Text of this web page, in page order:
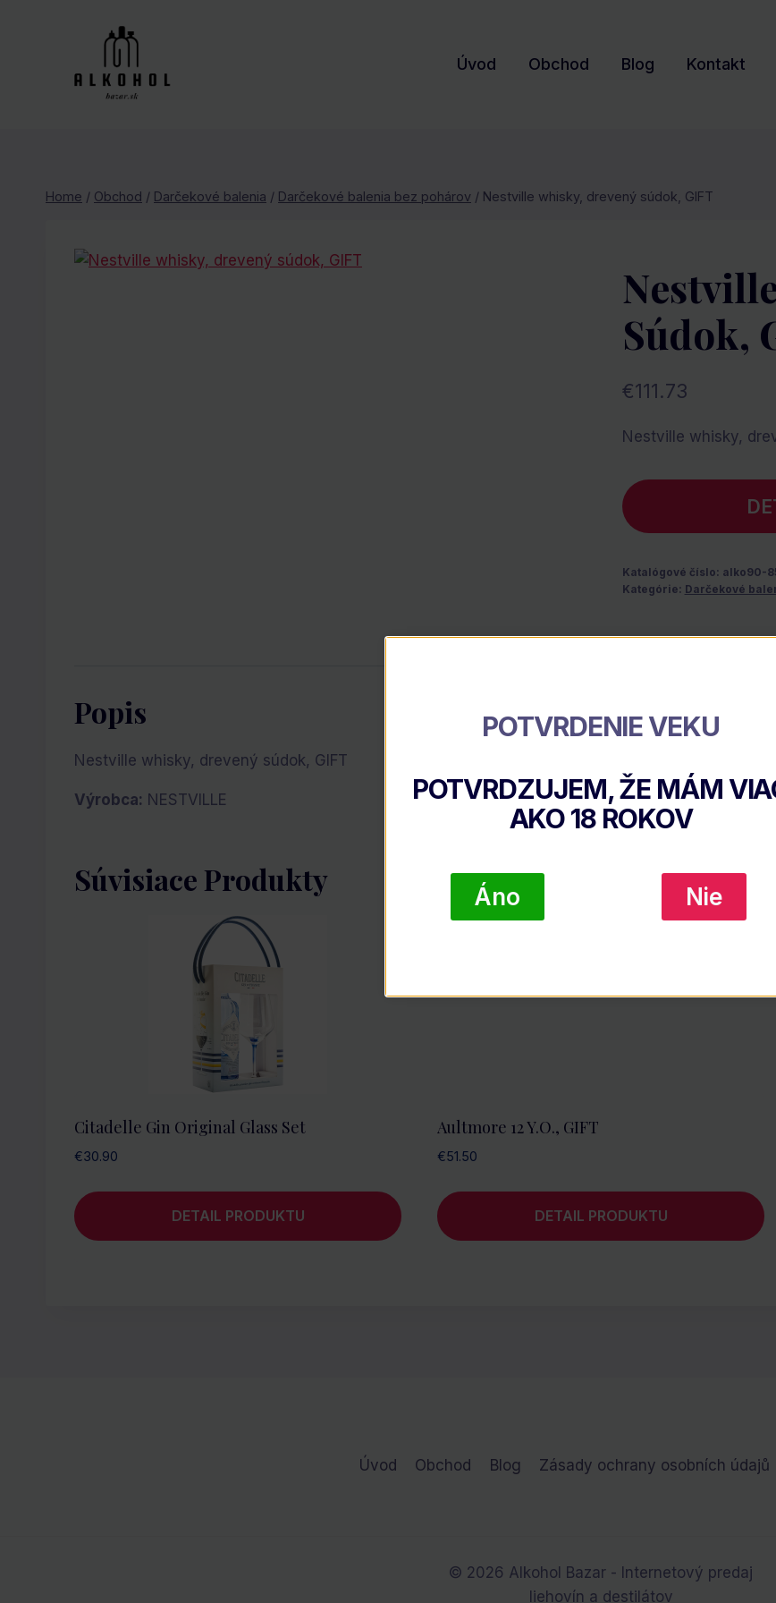
Úvod Obchod Blog Kontakt
Home / Obchod / Darčekové balenia / Darčekové balenia bez pohárov / Nestville whisky, drevený súdok, GIFT
Súdok,
€111.73
Nestville whisky,
Katalógové číslo: alko90-
Kategórie: Darčekové
Popis
Nestville whisky, drevený súdok, GIFT
Výrobca: NESTVILLE
Súvisiace Produkty
Citadelle Gin Original Glass Set
€30.90
DETAIL PRODUKTU
Aultmore 12 Y.O., GIFT
€51.50
DETAIL PRODUKTU
Úvod Obchod Blog Zásady ochrany osobních údajů
© 2026 Alkohol Bazar - Internetový predaj
liehovín a destilátov
POTVRDENIE VEKU
POTVRDZUJEM, ŽE MÁM
AKO18 ROKOV
Áno Nie